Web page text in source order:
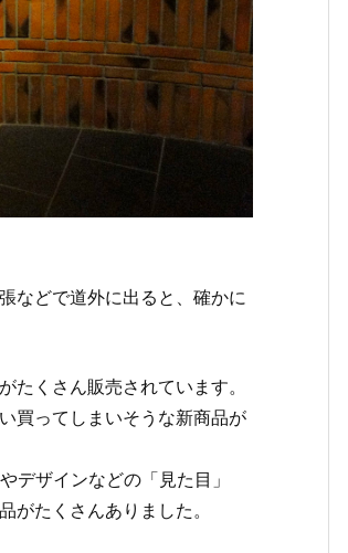
などで道外に出ると、確かに
たくさん販売されています。
買ってしまいそうな新商品が
デザインなどの「見た目」
がたくさんありました。